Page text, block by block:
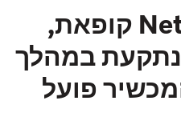
אפליקציית Netflix קופאת,
נתקעת במהלך
פועל